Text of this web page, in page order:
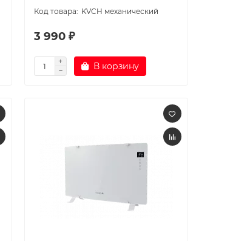
KVCH механический
3 990 ₽
В корзину